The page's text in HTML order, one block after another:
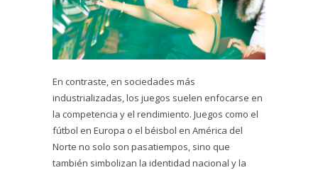
En contraste, en sociedades más
industrializadas, los juegos suelen enfocarse en
la competencia y el rendimiento. Juegos como el
fútbol en Europa o el béisbol en América del
Norte no solo son pasatiempos, sino que
también simbolizan la identidad nacional y la